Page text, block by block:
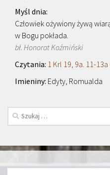
Człowiek ożywiony żywą
w Bogu pokłada.
bł. Honorat Koźmiński
1 Krl 19, 9a. 11-13a
Edyty, Romualda
Szukaj: